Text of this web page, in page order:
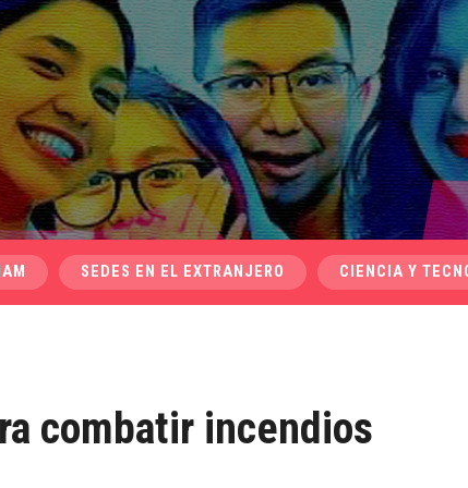
SEDES EN EL EXTRANJERO CIENCIA Y
combatir incendios